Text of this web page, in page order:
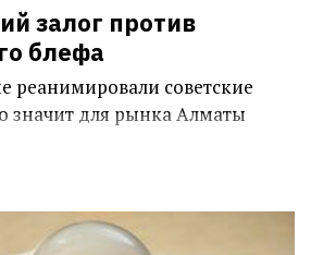
залог против
блефа
реанимировали советские
значит для рынка Алматы